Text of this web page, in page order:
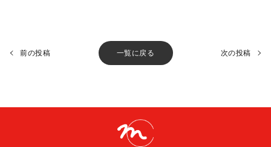
前の投稿 一覧に戻る 次の投稿